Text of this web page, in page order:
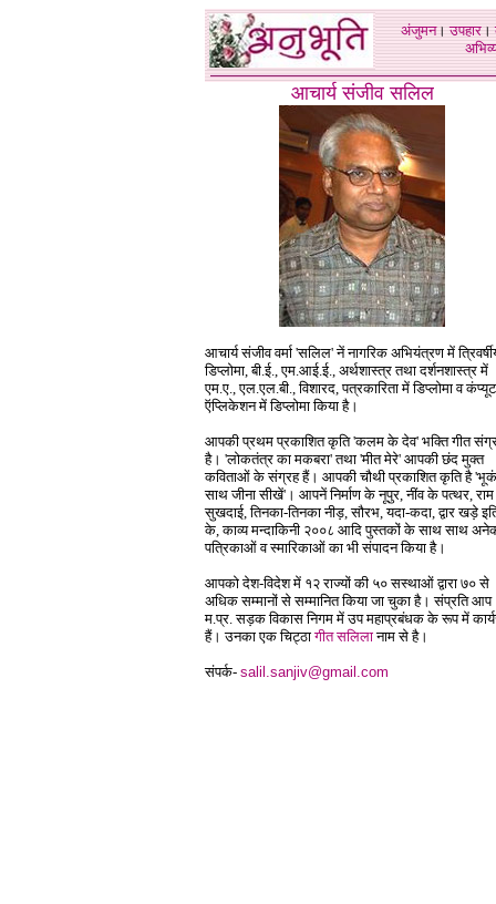
अंजुमन।उपहार।
आचार्य संजीव सलिल
आचार्य संजीव वर्मा 'सलिल' नें नागरिक अभियंत्रण में
डिप्लोमा, बी.ई., एम.आई.ई., अर्थशास्त्र तथा दर्शनशास्त्र में
एम.ए., एल.एल.बी., विशारद, पत्रकारिता में डिप्लोमा व
ऍप्लिकेशन में डिप्लोमा किया है।
आपकी प्रथम प्रकाशित कृति 'कलम के देव' भक्ति गीत
है। 'लोकतंत्र का मकबरा' तथा 'मीत मेरे' आपकी छंद मुक्त
कविताओं के संग्रह हैं। आपकी चौथी प्रकाशित कृति है
साथ जीना सीखें'। आपनें निर्माण के नूपुर, नींव के पत्थर, राम
सुखदाई, तिनका-तिनका नीड़, सौरभ, यदा-कदा, द्वार खड़े
के, काव्य मन्दाकिनी २००८ आदि पुस्तकों के साथ साथ
पत्रिकाओं व स्मारिकाओं का भी संपादन किया है।
आपको देश-विदेश में १२ राज्यों की ५० सस्थाओं द्वारा ७० से
अधिक सम्मानों से सम्मानित किया जा चुका है। संप्रति आप
म.प्र. सड़क विकास निगम में उप महाप्रबंधक के रूप में
हैं। उनका एक चिट्ठागीत सलिलानाम से है।
संपर्क- salil.sanjiv@gmail.com